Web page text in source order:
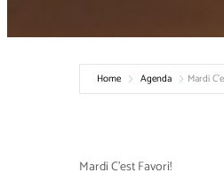
Home Agenda Mardi
Mardi C’est Favori!